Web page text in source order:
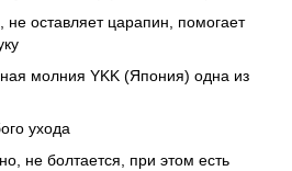
не оставляет царапин, помогает
молния YKK (Япония) одна из
ухода
не болтается, при этом есть